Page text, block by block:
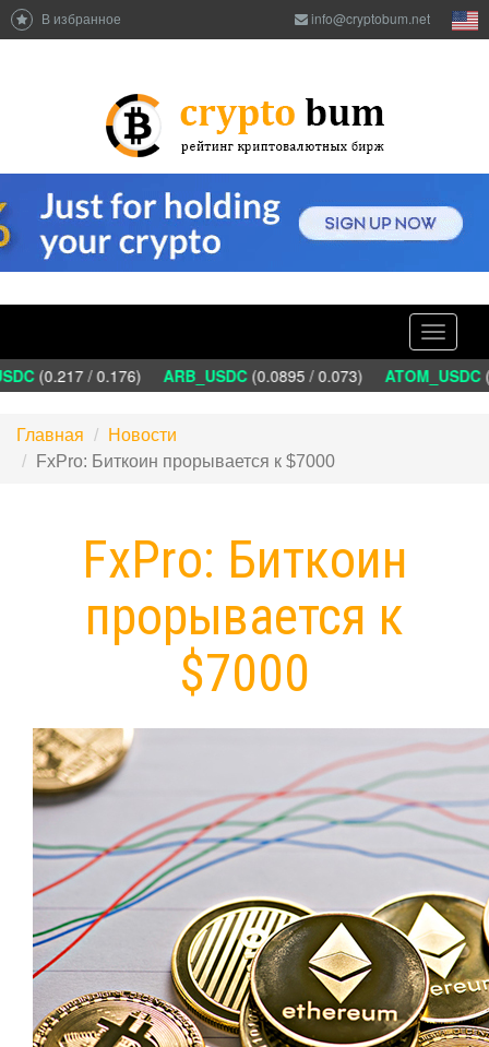
В избранное info@cryptobum.net
Toggle
(0.217 / 0.176) ARB_USDC(0.0895 / 0.073) ATOM_USDC
Главная
Новости
FxPro: Биткоин прорывается к $7000
FxPro: Биткоин
прорывается к
$7000